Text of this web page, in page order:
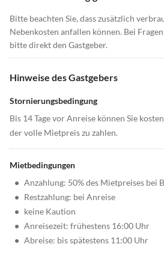
Bitte beachten Sie, dass zusätzlich
Nebenkosten anfallen können. Bei
bitte direkt den Gastgeber.
Hinweise des Gastgebers
Stornierungsbedingung
Bis 14 Tage vor Anreise können Sie
der volle Mietpreis zu zahlen.
Mietbedingungen
• Anzahlung: 50% des Mietpreises bei
• Restzahlung: bei Anreise
• keine Kaution
• Anreisezeit: frühestens 16:00 Uhr
• Abreise: bis spätestens 11:00 Uhr